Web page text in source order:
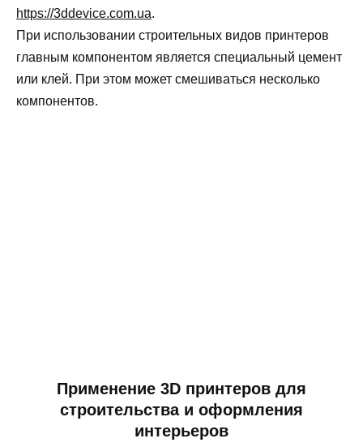
https://3ddevice.com.ua.
При использовании строительных видов принтеров
главным компонентом является специальный цемент
или клей. При этом может смешиваться несколько
компонентов.
Применение 3D принтеров для
строительства и оформления
интерьеров